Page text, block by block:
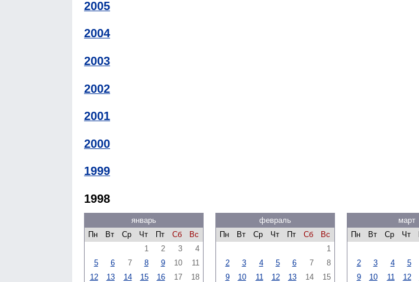
2005
2004
2003
2002
2001
2000
1999
1998
январь
Пн
Вт Ср Чт Пт Сб
Вс
1
2 3
4
5
6 7 8 9 10
11
12
13 14 15 16 17
18
февраль
Пн
Вт Ср Чт Пт Сб
Вс
1
2
3 4 5 6 7
8
9
10 11 12 13 14
15
март
Пн
Вт Ср Чт
2
3 4 5
9
10 11 12